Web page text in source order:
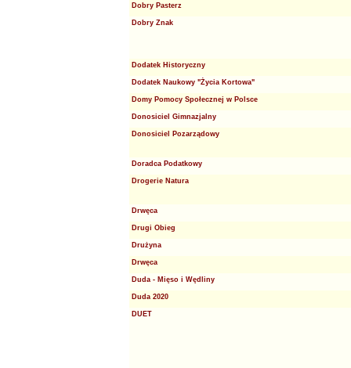
Dobry Pasterz
Dobry Znak
Dodatek Historyczny
Dodatek Naukowy "Życia Kortowa"
Domy Pomocy Społecznej w Polsce
Donosiciel Gimnazjalny
Donosiciel Pozarządowy
Doradca Podatkowy
Drogerie Natura
Drwęca
Drugi Obieg
Drużyna
Drwęca
Duda - Mięso i Wędliny
Duda 2020
DUET